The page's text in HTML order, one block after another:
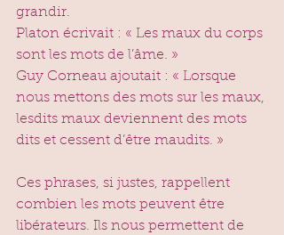
grandir.
Platon écrivait : « Les maux du corps
sont les mots de l’âme. »
Guy Corneau ajoutait : « Lorsque
nous mettons des mots sur les maux,
lesdits maux deviennent des mots
dits et cessent d’être maudits. »
Ces phrases, si justes, rappellent
combien les mots peuvent être
libérateurs. Ils nous permettent de